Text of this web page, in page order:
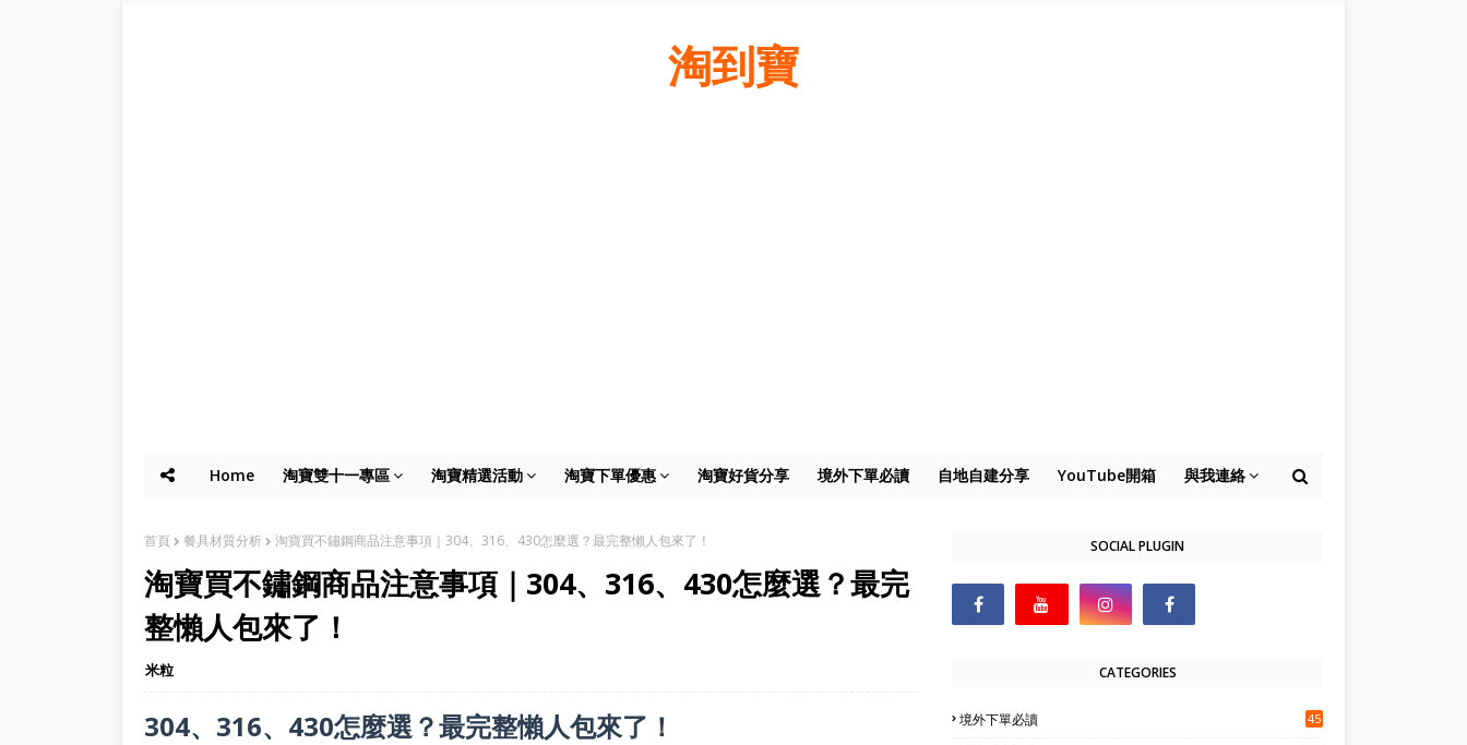
淘到寶
Home 淘寶雙十一專區 淘寶精選活動 淘寶下單優惠 淘寶好貨分享 境外下單必讀 自地自建分享 YouTube開箱 與我連絡
首頁 餐具材質分析 淘寶買不鏽鋼商品注意事項｜304、316、430怎麼選？最完整懶人包來了！
淘寶買不鏽鋼商品注意事項｜304、316、430怎麼選？最完
整懶人包來了！
米粒
304、316、430怎麼選？最完整懶人包來了！
SOCIAL PLUGIN
CATEGORIES
境外下單必讀 45